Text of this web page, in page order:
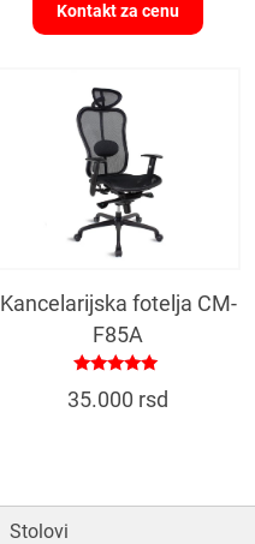
Kontakt za cenu
Kancelarijska fotelja CM-
F85A
sa
35.000 rsd
Stolovi